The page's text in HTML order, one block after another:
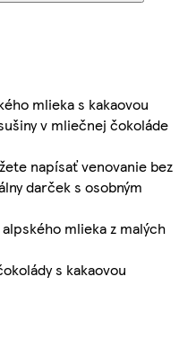
mlieka s kakaovou
v mliečnej čokoláde
napísať venovanie bez
darček s osobným
mlieka z malých
s kakaovou